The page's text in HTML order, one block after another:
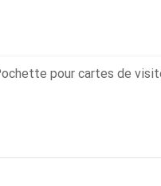
pour cartes de